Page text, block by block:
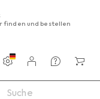
finden und bestellen
Einstellungen
Kundenkonto
Vergleichslisten
Merklisten
Warenkorb